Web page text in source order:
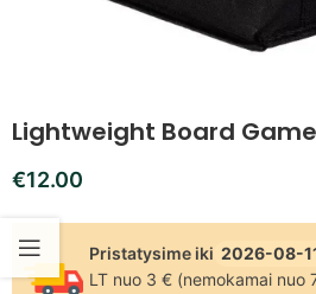
Lightweight Board
€12.00
Pristatysime iki 2026-08-
LT nuo 3 € (nemokamai nuo